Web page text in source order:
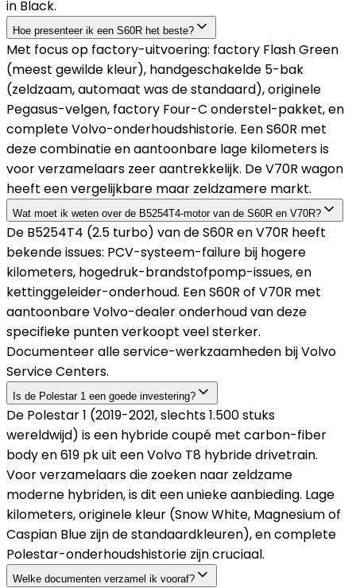
in Black.
Hoe presenteer ik een S60R het beste?
Met focus op factory-uitvoering: factory Flash Green
(meest gewilde kleur), handgeschakelde 5-bak
(zeldzaam, automaat was de standaard), originele
Pegasus-velgen, factory Four-C onderstel-pakket, en
complete Volvo-onderhoudshistorie. Een S60R met
deze combinatie en aantoonbare lage kilometers is
voor verzamelaars zeer aantrekkelijk. De V70R wagon
heeft een vergelijkbare maar zeldzamere markt.
Wat moet ik weten over de B5254T4-motor van de S60R en V70R?
De B5254T4 (2.5 turbo) van de S60R en V70R heeft
bekende issues: PCV-systeem-failure bij hogere
kilometers, hogedruk-brandstofpomp-issues, en
kettinggeleider-onderhoud. Een S60R of V70R met
aantoonbare Volvo-dealer onderhoud van deze
specifieke punten verkoopt veel sterker.
Documenteer alle service-werkzaamheden bij Volvo
Service Centers.
Is de Polestar 1 een goede investering?
De Polestar 1 (2019-2021, slechts 1.500 stuks
wereldwijd) is een hybride coupé met carbon-fiber
body en 619 pk uit een Volvo T8 hybride drivetrain.
Voor verzamelaars die zoeken naar zeldzame
moderne hybriden, is dit een unieke aanbieding. Lage
kilometers, originele kleur (Snow White, Magnesium of
Caspian Blue zijn de standaardkleuren), en complete
Polestar-onderhoudshistorie zijn cruciaal.
Welke documenten verzamel ik vooraf?